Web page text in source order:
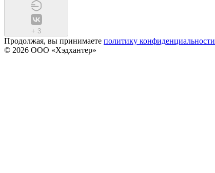
+ 3
Продолжая, вы принимаете политику конфиденциальности
© 2026 ООО «Хэдхантер»